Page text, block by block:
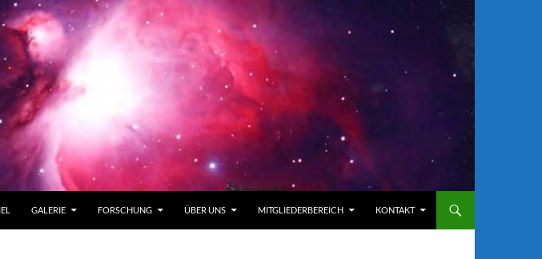
GALERIE FORSCHUNG ÜBER UNS MITGLIEDERBEREICH KONTAKT